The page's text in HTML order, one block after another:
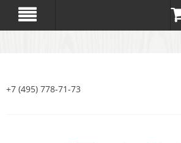
+7 (495) 778-71-73